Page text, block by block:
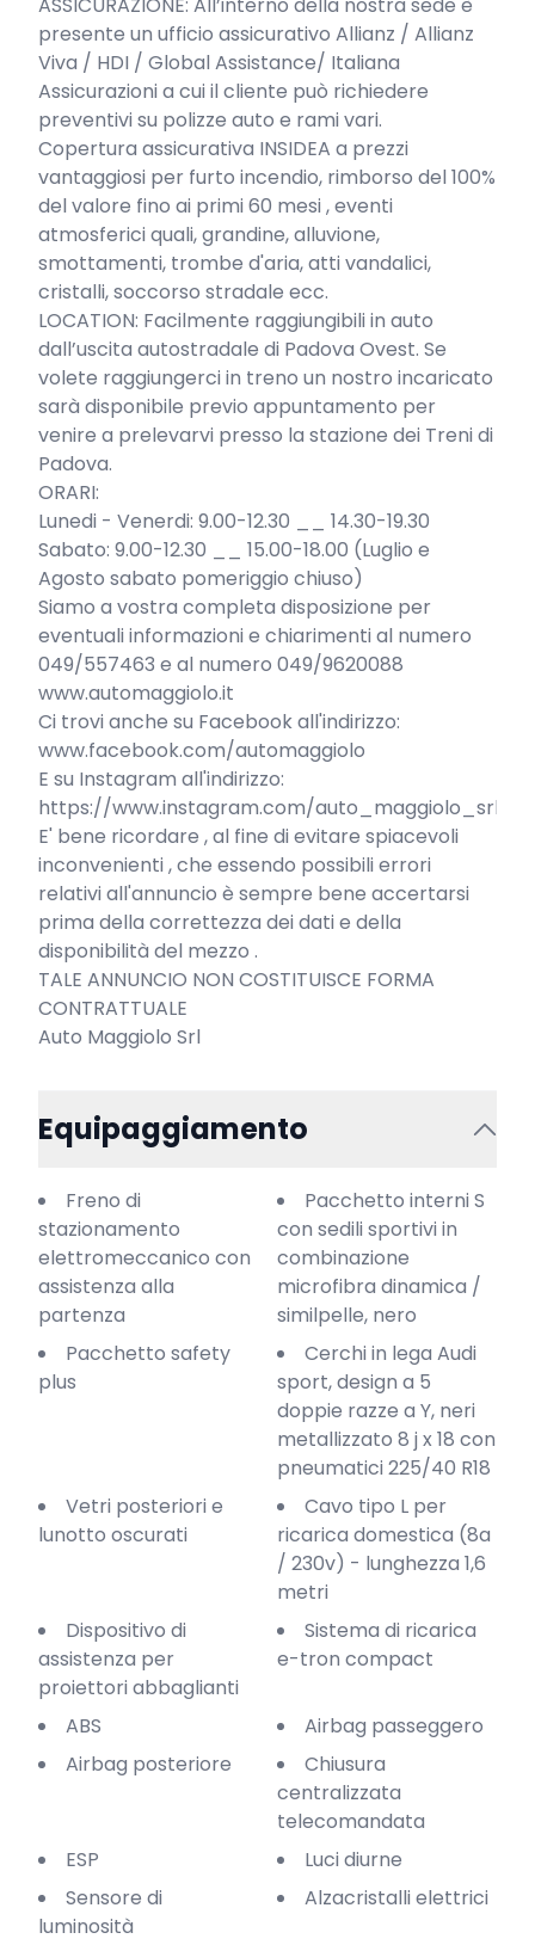
presente un ufficio assicurativo Allianz / Allianz
Viva / HDI / Global Assistance/ Italiana
Assicurazioni a cui il cliente può richiedere
preventivi su polizze auto e rami vari.
Copertura assicurativa INSIDEA a prezzi
vantaggiosi per furto incendio, rimborso del 100%
del valore fino ai primi 60 mesi , eventi
atmosferici quali, grandine, alluvione,
smottamenti, trombe d'aria, atti vandalici,
cristalli, soccorso stradale ecc.
LOCATION: Facilmente raggiungibili in auto
dall’uscita autostradale di Padova Ovest. Se
volete raggiungerci in treno un nostro incaricato
sarà disponibile previo appuntamento per
venire a prelevarvi presso la stazione dei Treni di
Padova.
ORARI:
Lunedi - Venerdi: 9.00-12.30 __ 14.30-19.30
Sabato: 9.00-12.30 __ 15.00-18.00 (Luglio e
Agosto sabato pomeriggio chiuso)
Siamo a vostra completa disposizione per
eventuali informazioni e chiarimenti al numero
049/557463 e al numero 049/9620088
www.automaggiolo.it
Ci trovi anche su Facebook all'indirizzo:
www.facebook.com/automaggiolo
E su Instagram all'indirizzo:
https://www.instagram.com/auto_maggiolo_srl
E' bene ricordare , al fine di evitare spiacevoli
inconvenienti , che essendo possibili errori
relativi all'annuncio è sempre bene accertarsi
prima della correttezza dei dati e della
disponibilità del mezzo .
TALE ANNUNCIO NON COSTITUISCE FORMA
CONTRATTUALE
Auto Maggiolo Srl
Equipaggiamento
Freno di
stazionamento
elettromeccanico con
assistenza alla
partenza
Pacchetto interni S
con sedili sportivi in
combinazione
microfibra dinamica /
similpelle, nero
Pacchetto safety
plus
Cerchi in lega Audi
sport, design a 5
doppie razze a Y, neri
metallizzato 8 j x 18 con
pneumatici 225/40 R18
Vetri posteriori e
lunotto oscurati
Cavo tipo L per
ricarica domestica (8a
/ 230v) - lunghezza 1,6
metri
Dispositivo di
assistenza per
proiettori abbaglianti
Sistema di ricarica
e-tron compact
ABS
Airbag passeggero
Airbag posteriore
Chiusura
centralizzata
telecomandata
ESP
Luci diurne
Sensore di
luminosità
Alzacristalli elettrici